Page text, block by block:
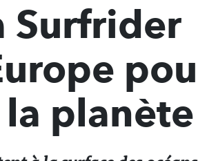
Surfrider
la planète